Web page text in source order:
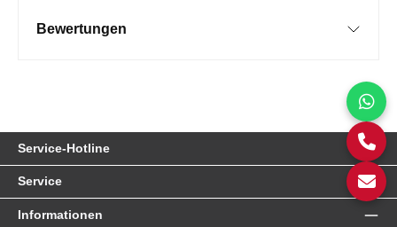
Bewertungen
Service-Hotline
Service
Informationen